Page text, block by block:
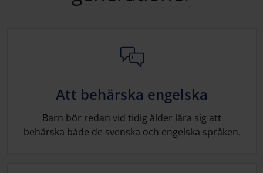
Att behärska engelska
Barn bör redan vid tidig ålder lära sig att
behärska både de svenska och engelska språken.